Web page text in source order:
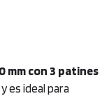
mm con 3 patines
es ideal para